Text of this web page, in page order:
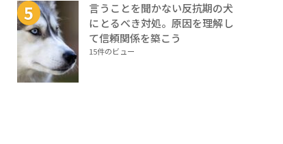
言うことを聞かない反抗期の犬
にとるべき対処。原因を理解し
て信頼関係を築こう
15件のビュー